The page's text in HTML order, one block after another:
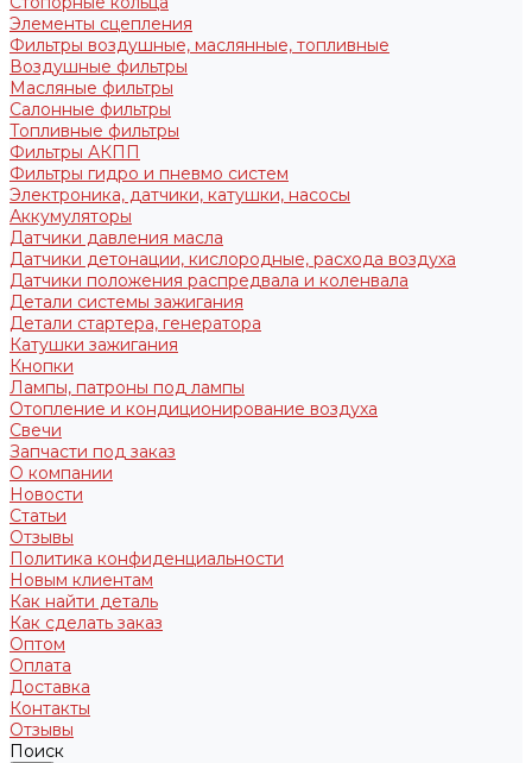
Элементы сцепления
Фильтры воздушные, маслянные, топливные
Воздушные фильтры
Масляные фильтры
Салонные фильтры
Топливные фильтры
Фильтры АКПП
Фильтры гидро и пневмо систем
Электроника, датчики, катушки, насосы
Аккумуляторы
Датчики давления масла
Датчики детонации, кислородные, расхода воздуха
Датчики положения распредвала и коленвала
Детали системы зажигания
Детали стартера, генератора
Катушки зажигания
Кнопки
Лампы, патроны под лампы
Отопление и кондиционирование воздуха
Свечи
Запчасти под заказ
О компании
Новости
Статьи
Отзывы
Политика конфиденциальности
Новым клиентам
Как найти деталь
Как сделать заказ
Оптом
Оплата
Доставка
Контакты
Отзывы
Поиск